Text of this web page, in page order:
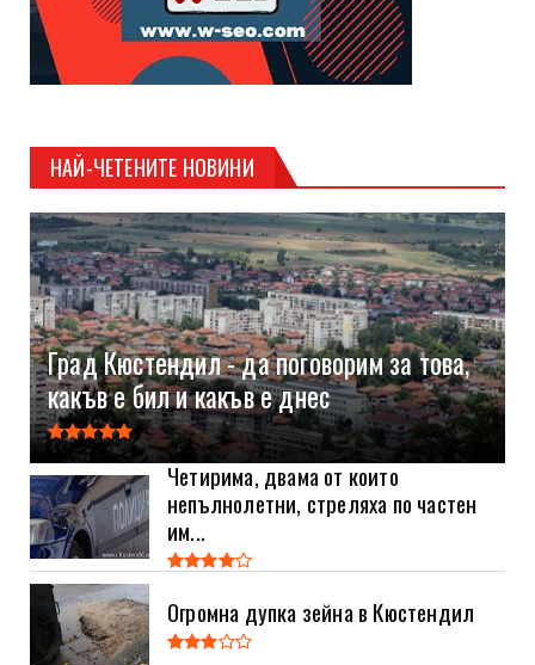
НАЙ-ЧЕТЕНИТЕ НОВИНИ
Град Кюстендил - да поговорим за това,
какъв е бил и какъв е днес
Четирима, двама от които
непълнолетни, стреляха по частен
им...
Огромна дупка зейна в Кюстендил